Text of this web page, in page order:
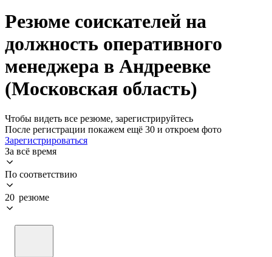
Резюме соискателей на
должность оперативного
менеджера в Андреевке
(Московская область)
Чтобы видеть все резюме, зарегистрируйтесь
После регистрации покажем ещё 30 и откроем фото
Зарегистрироваться
За всё время
По соответствию
20 резюме